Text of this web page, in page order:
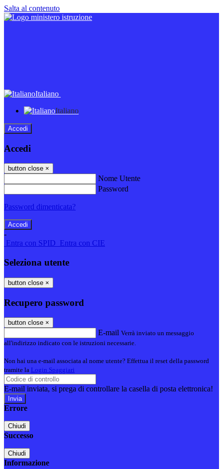
Salta al contenuto
Italiano
Italiano
Accedi
Accedi
button close ×
Nome Utente
Password
Password dimenticata?
-
Entra con SPID Entra con CIE
Seleziona utente
button close ×
Recupero password
button close ×
E-mail Verrà inviato un messaggio
all'indirizzo indicato con le istruzioni necessarie.
Non hai una e-mail associata al nome utente? Effettua il reset della password
tramite la Login Spaggiari
E-mail inviata, si prega di controllare la casella di posta elettronica!
Errore
Chiudi
Successo
Chiudi
Informazione